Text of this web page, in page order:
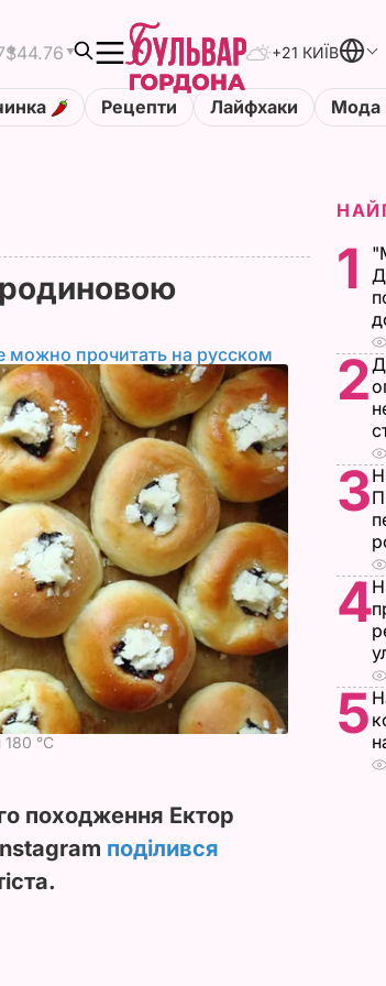
$44.76 +21 КИЇВ
Рецепти Лайфхаки Мода
можно прочитать на русском
°C
походження Ектор
поділився
1
2
3
4
5